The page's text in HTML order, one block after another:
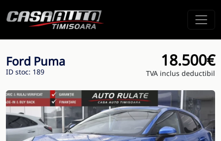
Ford Puma
ID stoc: 189
18.500€
TVA inclus deductibil